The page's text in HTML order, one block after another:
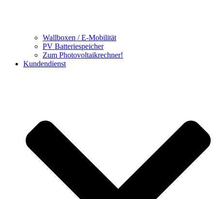
Wallboxen / E-Mobilität
PV Batteriespeicher
Zum Photovoltaikrechner!
Kundendienst